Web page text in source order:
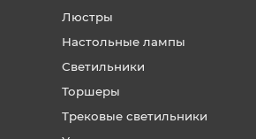
Люстры
Настольные лампы
Светильники
Торшеры
Трековые светильники